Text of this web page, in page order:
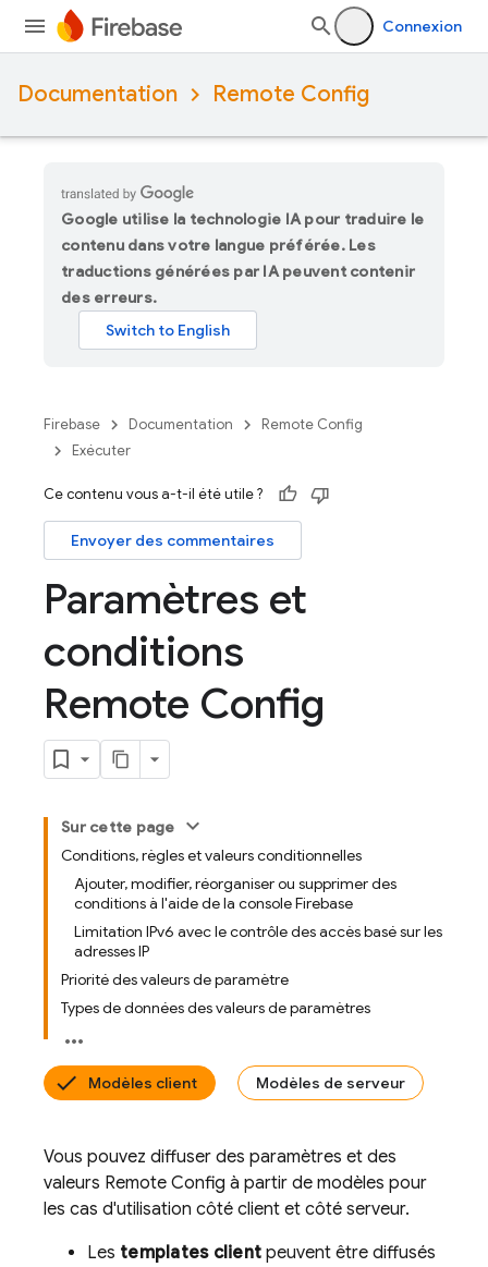
Connexion
Documentation Remote Config
Google utilise la technologie IA pour traduire le
contenu dans votre langue préférée. Les
traductions générées par IA peuvent contenir
des erreurs.
Firebase Documentation
Remote Config
Exécuter
Ce contenu vous a-t-il été utile ?
Envoyer des commentaires
Paramètres et
conditions
Remote Config
Sur cette page
Conditions, règles et valeurs conditionnelles
Ajouter, modifier, réorganiser ou supprimer des
conditions à l'aide de la console Firebase
Limitation IPv6 avec le contrôle des accès basé sur les
adresses IP
Priorité des valeurs de paramètre
Types de données des valeurs de paramètres
Modèles client Modèles de serveur
Vous pouvez diffuser des paramètres et des
valeurs Remote Config à partir de modèles pour
les cas d'utilisation côté client et côté serveur.
Les templates client peuvent être diffusés